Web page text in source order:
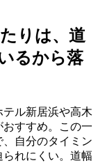
りは、道
るから落
ル新居浜や高木
すすめ。この一
自分のタイミン
れにくい。道幅